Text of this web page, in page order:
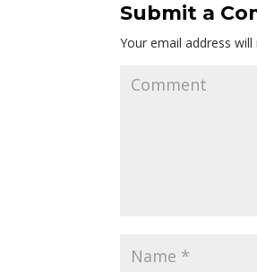
Submit a
Your email address